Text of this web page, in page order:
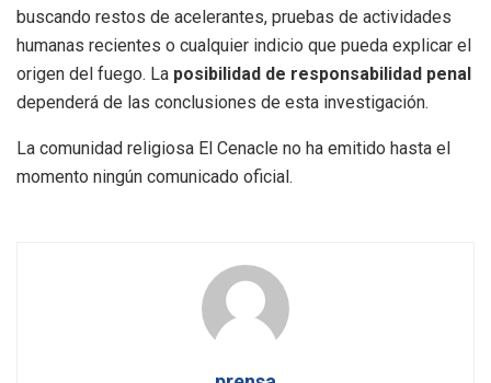
buscando restos de acelerantes, pruebas de actividades
humanas recientes o cualquier indicio que pueda explicar el
origen del fuego. La posibilidad de responsabilidad penal
dependerá de las conclusiones de esta investigación.
La comunidad religiosa El Cenacle no ha emitido hasta el
momento ningún comunicado oficial.